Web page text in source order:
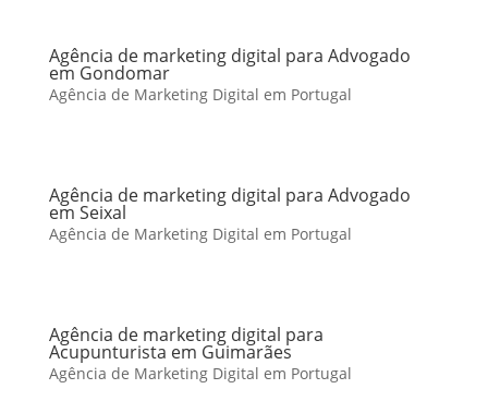
Agência de marketing digital para Advogado
em Gondomar
Agência de Marketing Digital em Portugal
Agência de marketing digital para Advogado
em Seixal
Agência de Marketing Digital em Portugal
Agência de marketing digital para
Acupunturista em Guimarães
Agência de Marketing Digital em Portugal